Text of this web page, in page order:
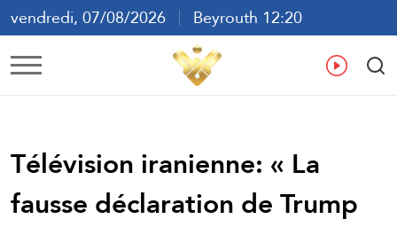
vendredi, 07/08/2026
Beyrouth 12:20
ع
Télévision iranienne: « La
fausse déclaration de Trump